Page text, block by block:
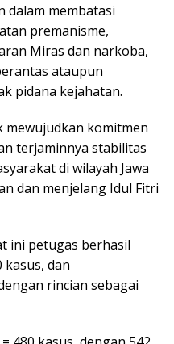
dalam membatasi
premanisme,
Miras dan narkoba,
ataupun
pidana kejahatan.
mewujudkan komitmen
terjaminnya stabilitas
di wilayah Jawa
dan menjelang Idul Fitri
ini petugas berhasil
kasus, dan
rincian sebagai